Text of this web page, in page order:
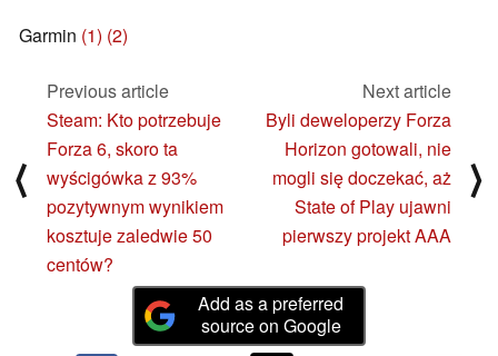
Garmin (1) (2)
⟨
Previous article
Steam: Kto potrzebuje
Forza 6, skoro ta
wyścigówka z 93%
pozytywnym wynikiem
kosztuje zaledwie 50
centów?
Next article
Byli deweloperzy Forza
Horizon gotowali, nie
mogli się doczekać, aż
State of Play ujawni
pierwszy projekt AAA
⟩
Add as a preferred
source on Google